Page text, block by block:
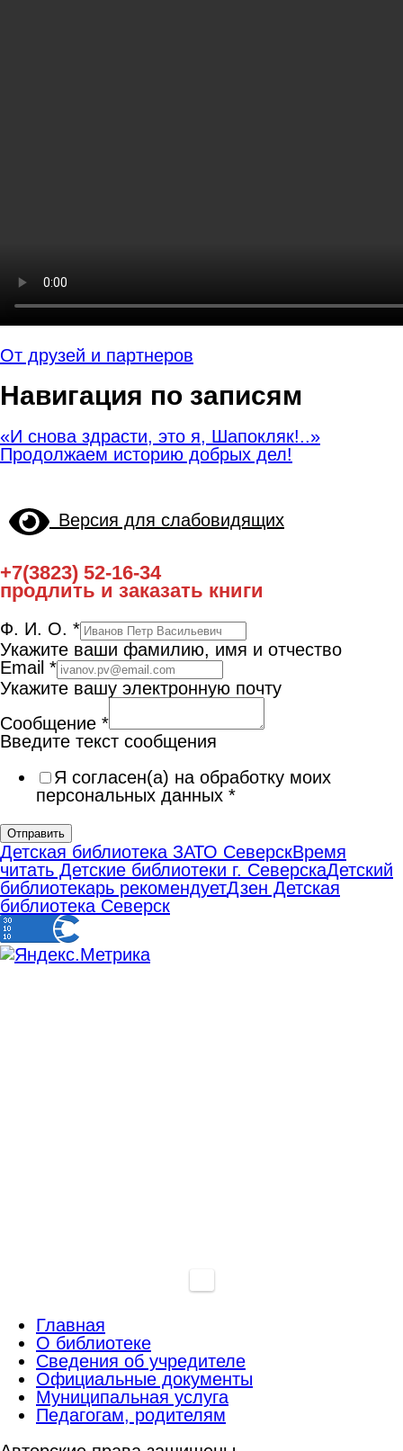
От друзей и партнеров
Навигация по записям
«И снова здрасти, это я, Шапокляк!..»
Продолжаем историю добрых дел!
Версия для слабовидящих
+7(3823) 52-16-34
продлить и заказать книги
Ф. И. О. *
Укажите ваши фамилию, имя и отчество
Email *
Укажите вашу электронную почту
Сообщение *
Введите текст сообщения
Я согласен(а) на обработку моих
персональных данных *
Отправить
Детская библиотека ЗАТО СеверскВремя
читать Детские библиотеки г. СеверскаДетский
библиотекарь рекомендуетДзен Детская
библиотека Северск
Главная
О библиотеке
Сведения об учредителе
Официальные документы
Муниципальная услуга
Педагогам, родителям